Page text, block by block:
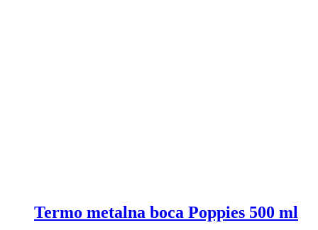
Termo metalna boca Poppies 500 ml